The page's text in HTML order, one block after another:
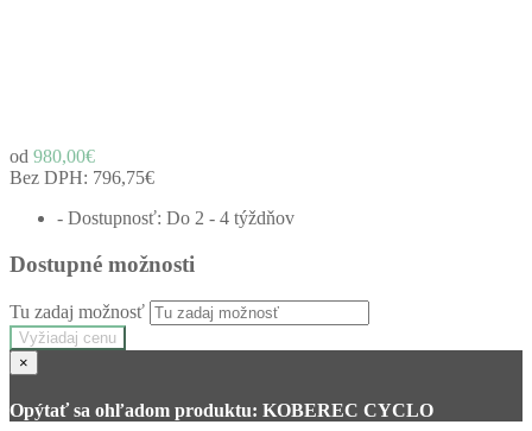
od 980,00€
Bez DPH: 796,75€
- Dostupnosť: Do 2 - 4 týždňov
Dostupné možnosti
Tu zadaj možnosť
Vyžiadaj cenu
×
Opýtať sa ohľadom produktu: KOBEREC CYCLO